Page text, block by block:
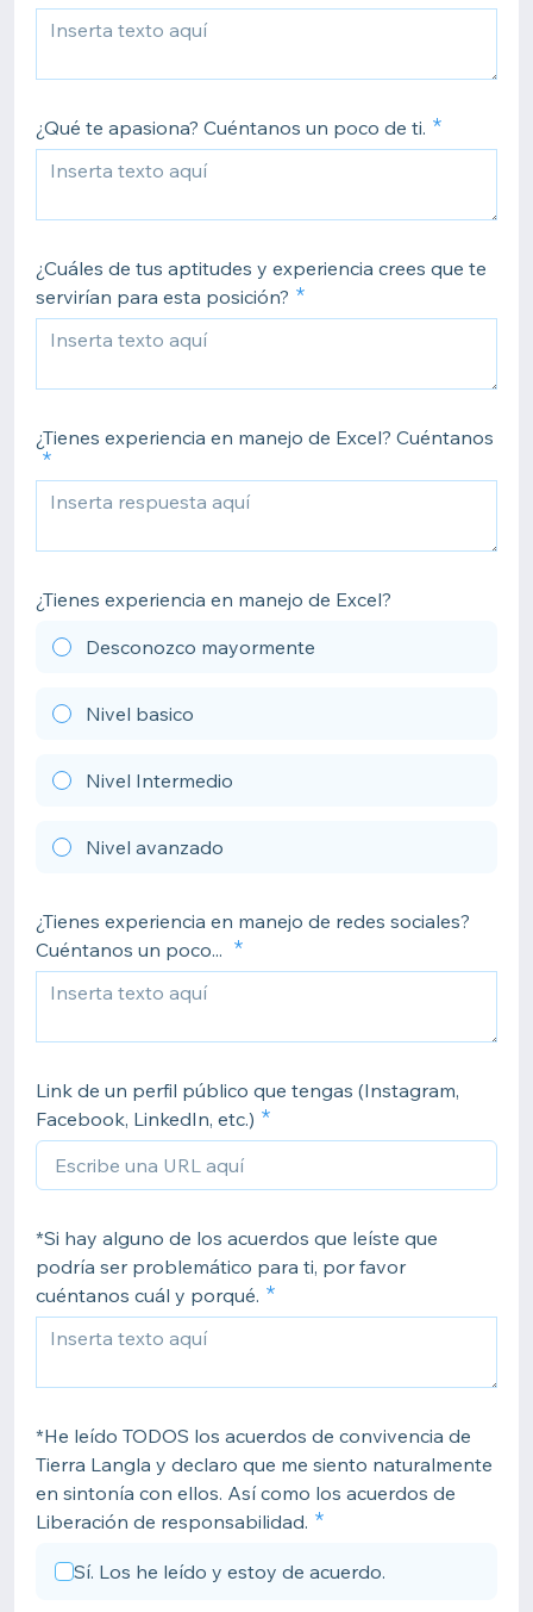
¿Qué te apasiona? Cuéntanos un poco de ti.
¿Cuáles de tus aptitudes y experiencia crees que te
servirían para esta posición?
¿Tienes experiencia en manejo de Excel? Cuéntanos
¿Tienes experiencia en manejo de Excel?
Desconozco mayormente
Nivel basico
Nivel Intermedio
Nivel avanzado
¿Tienes experiencia en manejo de redes sociales?
Cuéntanos un poco...
Link de un perfil público que tengas (Instagram,
Facebook, LinkedIn, etc.)
*Si hay alguno de los acuerdos que leíste que
podría ser problemático para ti, por favor
cuéntanos cuál y porqué.
*He leído TODOS los acuerdos de convivencia de
Tierra Langla y declaro que me siento naturalmente
en sintonía con ellos. Así como los acuerdos de
Liberación de responsabilidad.
Sí. Los he leído y estoy de acuerdo.